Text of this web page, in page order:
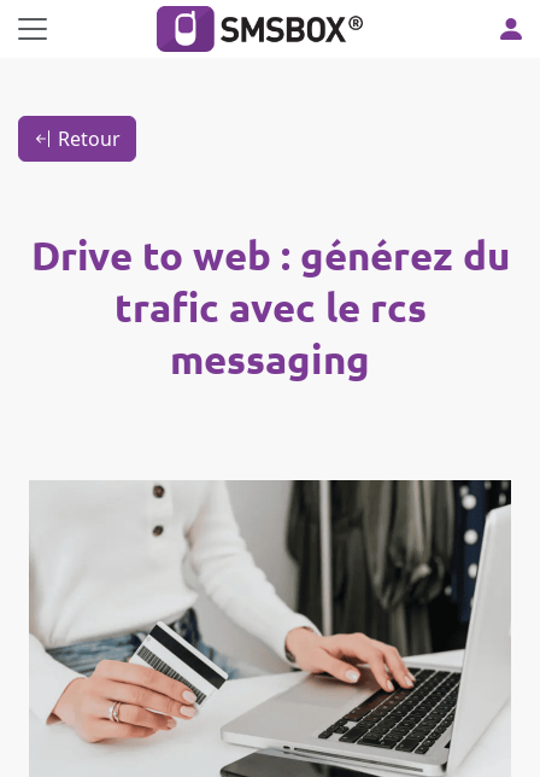
Panneau de gestion des cookies
Retour
Drive to web : générez du
trafic avec le rcs
messaging